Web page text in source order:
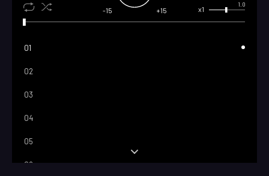
1.0
x1
-15 +15
01
02
03
04
05
06